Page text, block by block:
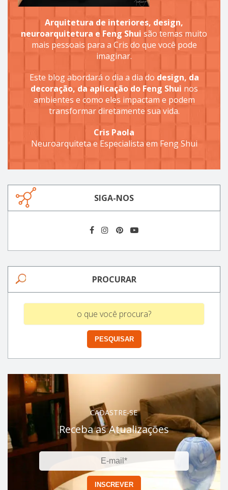
Arquitetura de interiores, design,
neuroarquitetura e Feng Shui são temas muito
mais pessoais para a Cris do que você pode
imaginar.
Este blog abordará o dia a dia do design, da
decoração, da aplicação do Feng Shui nos
ambientes e como eles impactam e podem
transformar diretamente sua vida.
Cris Paola
Neuroarquiteta e Especialista em Feng Shui
SIGA-NOS
PROCURAR
CADASTRE-SE
Receba as Atualizações